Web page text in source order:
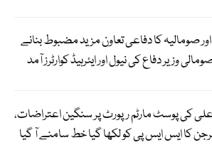
صومالیہ کا دفاعی تعاون مزید مضبوط بنانے
وزیر دفاع کی نیول اور ایئرہیڈ کوارٹرز آمد
کی پوسٹ مارٹم رپورٹ پر سنگین اعتراضات،
کا ایس ایس پی کو لکھا گیا خط سامنے آ گیا